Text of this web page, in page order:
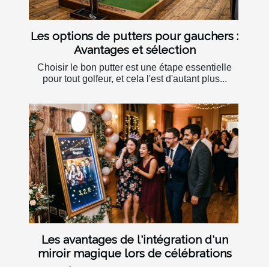
Les options de putters pour gauchers :
Avantages et sélection
Choisir le bon putter est une étape essentielle
pour tout golfeur, et cela l'est d'autant plus...
Les avantages de l'intégration d'un
miroir magique lors de célébrations